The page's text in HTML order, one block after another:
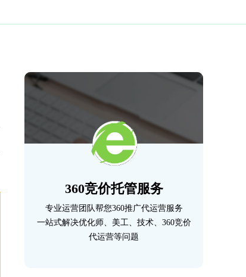
360竞价托管服务
专业运营团队帮您360推广代运营服务
一站式解决优化师、美工、技术、360竞价
代运营等问题